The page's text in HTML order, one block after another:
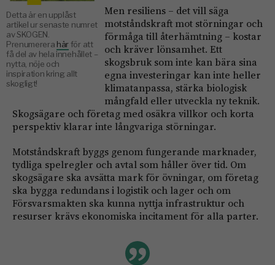
Detta är en upplåst
artikel ur senaste numret
av SKOGEN.
Prenumerera härför att
få del av hela innehållet –
nytta, nöje och
inspiration kring allt
skogligt!
Men resiliens – det vill säga
motståndskraft mot störningar och
förmåga till återhämtning – kostar
och kräver lönsamhet. Ett
skogsbruk som inte kan bära sina
egna investeringar kan inte heller
klimatanpassa, stärka biologisk
mångfald eller utveckla ny teknik.
Skogsägare och företag med osäkra villkor och korta
perspektiv klarar inte långvariga störningar.
Motståndskraft byggs genom fungerande marknader,
tydliga spelregler och avtal som håller över tid. Om
skogsägare ska avsätta mark för övningar, om företag
ska bygga redundans i logistik och lager och om
Försvarsmakten ska kunna nyttja infrastruktur och
resurser krävs ekonomiska incitament för alla parter.